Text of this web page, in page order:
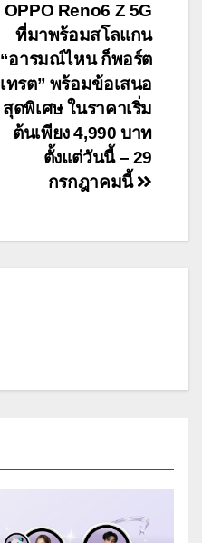
OPPO Reno6 Z 5G
ที่มาพร้อมสโลแกน
“อารมณ์ไหน ก็พอร์ต
เทรต” พร้อมข้อเสนอ
สุดพิเศษ ในราคาเริ่ม
ต้นเพียง 4,990 บาท
ตั้งแต่วันนี้ – 29
กรกฎาคมนี้